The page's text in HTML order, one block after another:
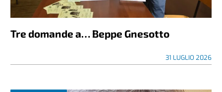
Tre domande a… Beppe Gnesotto
31 LUGLIO 2026